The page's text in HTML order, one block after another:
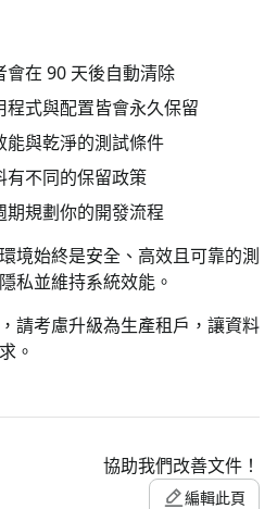
會在 90 天後自動清除
式與配置皆會永久保留
能與乾淨的測試條件
有不同的保留政策
規劃你的開發流程
境始終是安全、高效且可靠的測
私並維持系統效能。
請考慮升級為生產租戶，讓資料
。
協助我們改善文件！
編輯此頁